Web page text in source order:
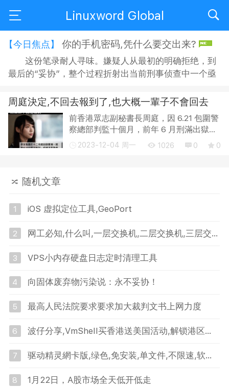
Linuxword Global
【今日焦点】 你的手机密码,凭什么要交出来?
这份笔录耐人寻味。嫌疑人从最初的明确拒绝，到
最后的“妥协”，整个过程折射出当前刑事侦查中一个亟
拒绝？拒绝之后，侦查人员又能采取何种方式“说服”？
在“思想教育”的名义下，嫌疑人的沉默权与隐私权究竟
获得了多大程度的保障？ 智能手机早已不是单纯的通讯
工具，它承...
周庭決定,不回去報到了,也大概一輩子不會回去
前香港眾志副秘書長周庭，因 6.21 包圍警
察總部判監十個月，前年 6 月刑滿出獄，
但她仍身負國安罪名，被指控勾結外國勢
2023-12-04 周一 1026 0 0
随机文章
1 iOS 虚拟定位工具,GeoPort
2 网工必知,什么叫,一层交换机,二层交换机,三层交换机
3 VPS小内存硬盘日志定时清理工具
4 向固体废弃物污染说：永不妥协！
5 最高人民法院要求要求加大裁判文书上网力度
6 波仔分享,VmShell买香港送美国活动,解锁港区媒体和美国AI,ToToTel,新增英国服务器,三日内退款
7 驱动精灵網卡版,绿色,免安装,单文件,不限速,软件下载地址
8 1月22日，A股市场全天低开低走